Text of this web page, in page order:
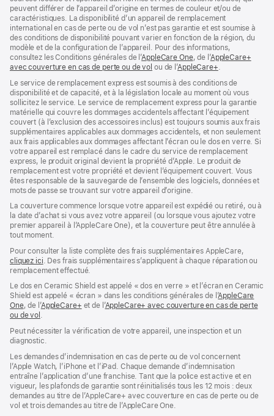
peuvent différer de l’appareil d’origine en termes de couleur et/ou de
caractéristiques. La disponibilité d’un appareil de remplacement
international en cas de perte ou de vol n’est pas garantie et est soumise à
des conditions de disponibilité pouvant varier en fonction de la région, du
modèle et de la configuration de l’appareil. Pour des informations,
consultez les Conditions générales de l’AppleCare One(s’ouvre
dans
nouvelle
fenêtre)
, de l’AppleCare+
avec couverture en cas de perte ou de vol (s’ouvre
une
nouvelle
fenêtre)
ou de l’AppleCare+(s’ouvre
une
nouvelle
fenêtre)
.
Le service de remplacement express est soumis à des conditions de
disponibilité et de capacité, et à la législation locale au moment où vous
sollicitez le service. Le service de remplacement express pour la garantie
matérielle qui couvre les dommages accidentels affectant l’équipement
couvert (à l’exclusion des accessoires inclus) est toujours soumis aux frais
supplémentaires applicables aux dommages accidentels, et non seulement
aux frais applicables aux dommages affectant l’écran ou le dos en verre. Si
votre appareil est remplacé dans le cadre du service de remplacement
express, le produit original devient la propriété d’Apple. Le produit de
remplacement est votre propriété et devient l’équipement couvert. Vous
êtes responsable de la sauvegarde de l’ensemble des logiciels, données et
mots de passe se trouvant sur votre appareil d’origine.
La couverture commence lorsque votre appareil est expédié ou retiré, ou à
la date d’achat si vous avez votre appareil (ou lorsque vous ajoutez votre
premier appareil à l’AppleCare One), et la couverture peut être annulée à
tout moment.
Pour consulter la liste complète des frais supplémentaires AppleCare,
cliquez ici (s’ouvre
dans
nouvelle
fenêtre)
. Des frais supplémentaires s’appliquent à chaque réparation ou
remplacement effectué.
Le dos en Ceramic Shield est appelé « dos en verre » et l’écran en Ceramic
Shield est appelé « écran » dans les conditions générales de l’AppleCare
One(s’ouvre
dans
nouvelle
fenêtre)
, de l’AppleCare+ (s’ouvre
nouvelle
et de l’AppleCare+ avec couverture en cas de perte
ou de vol (s’ouvre
une
nouvelle
fenêtre)
.
Peut nécessiter la vérification de votre appareil, une inspection et un
diagnostic.
Les demandes d’indemnisation en cas de perte ou de vol concernent
l’Apple Watch, l’iPhone et l’iPad. Chaque demande d’indemnisation
entraîne l’application d’une franchise. Tant que la police est active et en
vigueur, les plafonds de garantie sont réinitialisés tous les 12 mois : deux
demandes au titre de l’AppleCare+ avec couverture en cas de perte ou de
vol et trois demandes au titre de l’AppleCare One.